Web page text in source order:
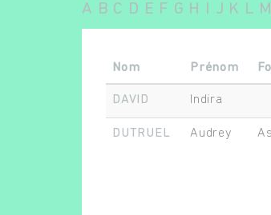
A B C D E F G H J K L M
Nom Prénom
DAVID Indira
DUTRUEL Audrey